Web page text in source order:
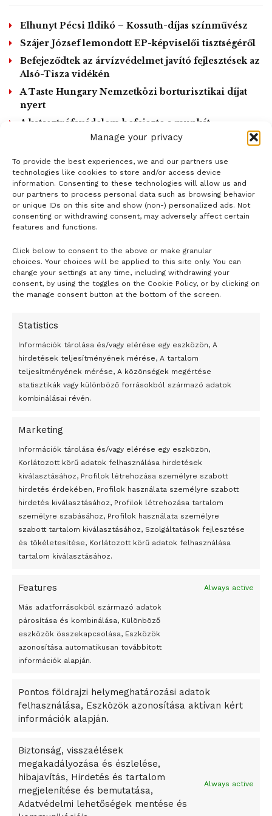
Manage your privacy
To provide the best experiences, we and our partners use
technologies like cookies to store and/or access device
information. Consenting to these technologies will allow us and
our partners to process personal data such as browsing behavior
or unique IDs on this site and show (non-) personalized ads. Not
consenting or withdrawing consent, may adversely affect certain
features and functions.
Click below to consent to the above or make granular
choices. Your choices will be applied to this site only. You can
change your settings at any time, including withdrawing your
consent, by using the toggles on the Cookie Policy, or by clicking on
the manage consent button at the bottom of the screen.
Statistics
Információk tárolása és/vagy elérése egy eszközön, A
hirdetések teljesítményének mérése, A tartalom
teljesítményének mérése, A közönségek megértése
statisztikák vagy különböző forrásokból származó adatok
kombinálásai révén.
Marketing
Információk tárolása és/vagy elérése egy eszközön,
Korlátozott körű adatok felhasználása hirdetések
kiválasztásához, Profilok létrehozása személyre szabott
hirdetés érdekében, Profilok használata személyre szabott
hirdetés kiválasztásához, Profilok létrehozása tartalom
személyre szabásához, Profilok használata személyre
szabott tartalom kiválasztásához, Szolgáltatások fejlesztése
és tökéletesítése, Korlátozott körű adatok felhasználása
tartalom kiválasztásához.
Features Always active
Más adatforrásokból származó adatok
párosítása és kombinálása, Különböző
eszközök összekapcsolása, Eszközök
azonosítása automatikusan továbbított
információk alapján.
Pontos földrajzi helymeghatározási adatok
felhasználása, Eszközök azonosítása aktívan kért
információk alapján.
Biztonság, visszaélések
megakadályozása és észlelése,
hibajavítás, Hirdetés és tartalom
megjelenítése és bemutatása,
Adatvédelmi lehetőségek mentése és
Always active
eszközt foglaltak le. Az eljárás során egy férfit
gyanúsítottként hallgattak ki, aki a továbbiakban
Forrás/Fotó: police.hu
Tags: bűnügy
Rendőrség
Elhunyt Pécsi Ildikó – Kossuth-díjas színművész
Szájer József lemondott EP-képviselői tisztségéről
Befejeződtek az árvízvédelmet javító fejlesztések az
Alsó-Tisza vidékén
A Taste Hungary Nemzetközi borturisztikai díjat
nyert
A katasztrófavédelem befejezte a munkát
Dunaföldváron
LOAD MORE
- H I R D E T É S -
Átmenetileg szünetelnek az összecsapások Bahmutnál
Egy vagyonért adták el Banksy művét miután elégették.
Az 1950-ben elhunyt alkotók művei szabadon
felhasználhatóvá válnak
Megváltoztatják a montenegrói egyházügyi törvény
Peking – A visegrádi országok zsidó kulturális örökségét
bemutató fotókiállítás nyílt
Megveszi az osztrák Wienerberger az amerikai Meridian
Bricket
A Startup Campus egyetemi programjainak legjobbjai az
A Ringo Starr új albummal jelentkezik
A Vajdasági Magyar Szövetség államtitkárait kinevezték
Dzsingisz kán hódító hadjárata okozta
Kuramagomedov ötödik, Muszukajev elődöntős – Birkózó
világkupa